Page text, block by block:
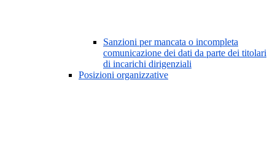
Sanzioni per mancata o incompleta
comunicazione dei dati da parte dei titolari
di incarichi dirigenziali
Posizioni organizzative